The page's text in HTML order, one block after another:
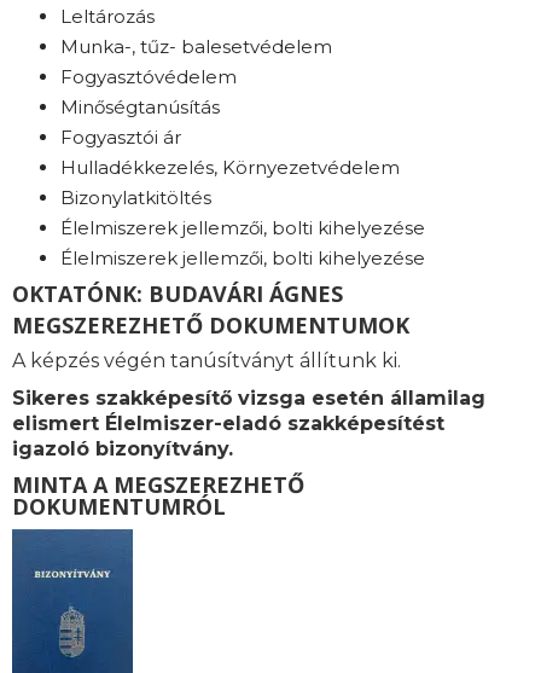
Leltározás
Munka-, tűz- balesetvédelem
Fogyasztóvédelem
Minőségtanúsítás
Fogyasztói ár
Hulladékkezelés, Környezetvédelem
Bizonylatkitöltés
Élelmiszerek jellemzői, bolti kihelyezése
Élelmiszerek jellemzői, bolti kihelyezése
OKTATÓNK: BUDAVÁRI ÁGNES
MEGSZEREZHETŐ DOKUMENTUMOK
A képzés végén tanúsítványt állítunk ki.
Sikeres szakképesítő vizsga esetén államilag
elismert Élelmiszer-eladó szakképesítést
igazoló bizonyítvány.
MINTA A MEGSZEREZHETŐ
DOKUMENTUMRÓL